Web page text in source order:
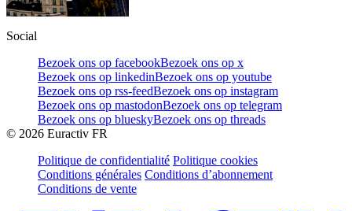
Social
Bezoek ons op facebookBezoek ons op x
Bezoek ons op linkedinBezoek ons op youtube
Bezoek ons op rss-feedBezoek ons op instagram
Bezoek ons op mastodonBezoek ons op telegram
Bezoek ons op blueskyBezoek ons op threads
© 2026 Euractiv FR
Politique de confidentialité Politique cookies
Conditions générales Conditions d’abonnement
Conditions de vente